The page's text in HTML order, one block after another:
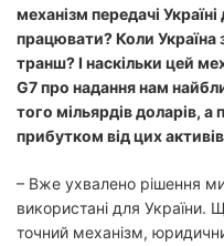
механізм передачі
працювати? Коли
транш? І наскільки цей
G7 про надання нам
того мільярдів доларів,
прибутком від цих
– Вже ухвалено рішення
використані для України.
точний механізм,